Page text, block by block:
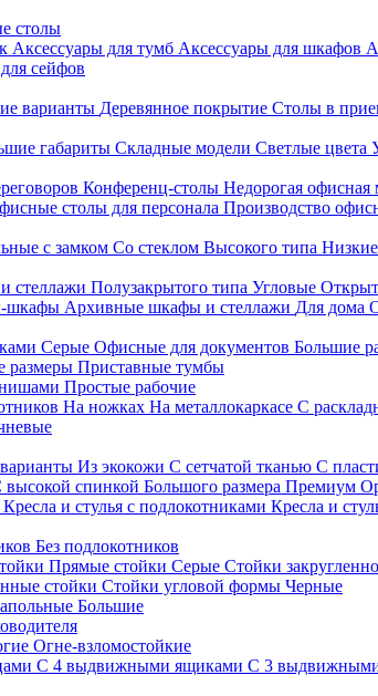
столы
Аксессуары для тумб Аксессуары для шкафов
сейфов
варианты Деревянное покрытие Столы в
габариты Складные модели Светлые цвета
Конференц-столы Недорогая офисная
столы для персонала Производство
с замком Со стеклом Высокого типа
стеллажи Полузакрытого типа Угловые
шкафы Архивные шкафы и стеллажи Для дома
Серые Офисные для документов Большие
размеры Приставные тумбы
Простые рабочие
На ножках На металлокаркасе С
Из экокожи С сетчатой тканью С
высокой спинкой Большого размера Премиум
Кресла и стулья с подлокотниками Кресла и
Без подлокотников
Прямые стойки Серые Стойки
стойки Стойки угловой формы Черные
Большие
Огне-взломостойкие
С 4 выдвижными ящиками С 3